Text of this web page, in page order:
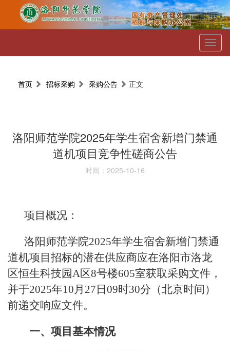
首页 招标采购 采购公告 正文
洛阳师范学院2025年学生宿舍新增门禁通
道机项目竞争性磋商公告
时间：2025-10-16
项目概况：
洛阳师范学院2025年学生宿舍新增门禁通
道机项目招标的潜在供应商应在洛阳市洛龙
区恒生科技园A区8号楼605室获取采购文件，
并于2025年10月27日09时30分（北京时间）
前递交响应文件。
一、项目基本情况